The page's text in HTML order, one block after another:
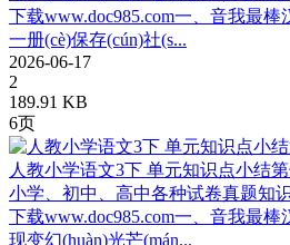
下载www.doc985.com一、音我最棒
一册(cè)保存(cún)社(s...
2026-06-17
2
189.91 KB
6页
人教小学语文3下 单元知识点小结
小学、初中、高中各种试卷真题知
下载www.doc985.com一、音我最棒
现变幻(huàn)光芒(mán...